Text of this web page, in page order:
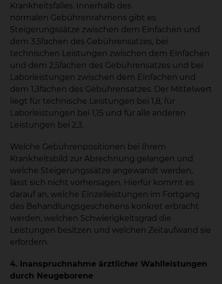
Krankheitsfalles. Innerhalb des
normalen Gebührenrahmens gibt es
Steigerungssätze zwischen dem Einfachen und
dem 3,5fachen des Gebührensatzes, bei
technischen Leistungen zwischen dem Einfachen
und dem 2,5fachen des Gebührensatzes und bei
Laborleistungen zwischen dem Einfachen und
dem 1,3fachen des Gebührensatzes. Der Mittelwert
liegt für technische Leistungen bei 1,8, für
Laborleistungen bei 1,15 und für alle anderen
Leistungen bei 2,3.
Welche Gebührenpositionen bei Ihrem
Krankheitsbild zur Abrechnung gelangen und
welche Steigerungssätze angewandt werden,
lässt sich nicht vorhersagen. Hierfür kommt es
darauf an, welche Einzelleistungen im Fortgang
des Behandlungsgeschehens konkret erbracht
werden, welchen Schwierigkeitsgrad die
Leistungen besitzen und welchen Zeitaufwand sie
erfordern.
4. Inanspruchnahme ärztlicher Wahlleistungen
durch Neugeborene